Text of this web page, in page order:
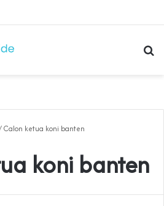
Calon ketua koni banten
koni banten